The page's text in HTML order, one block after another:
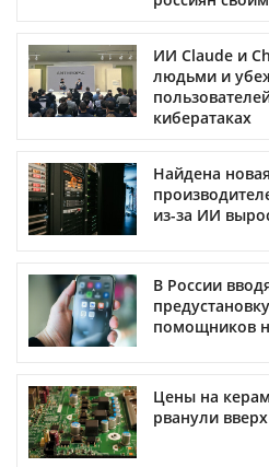
ИИ Claude и
людьми и
кибератаках
Найдена
из-за ИИ
В России
помощников
Цены на
рванули